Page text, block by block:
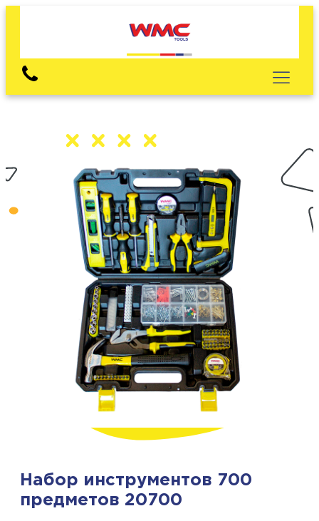
Набор инструментов 700
предметов 20700